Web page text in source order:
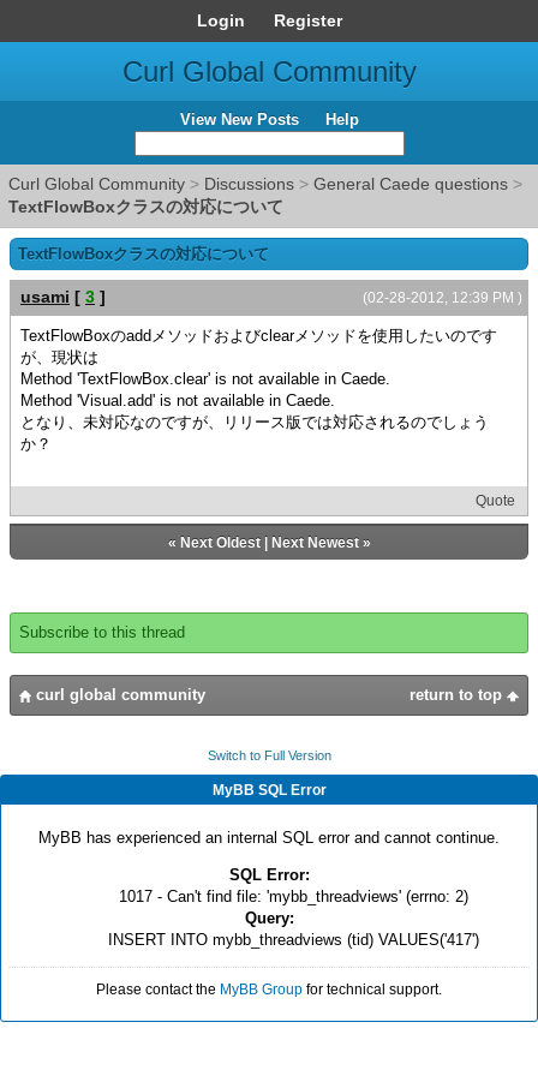
Login Register
Curl Global Community
View New Posts Help
Curl Global Community > Discussions > General Caede questions >
TextFlowBoxクラスの対応について
TextFlowBoxクラスの対応について
(02-28-2012, 12:39 PM )
usami [ 3 ]
TextFlowBoxのaddメソッドおよびclearメソッドを使用したいのです
が、現状は
Method 'TextFlowBox.clear' is not available in Caede.
Method 'Visual.add' is not available in Caede.
となり、未対応なのですが、リリース版では対応されるのでしょう
か？
Quote
« Next Oldest| Next Newest»
Subscribe to this thread
return to top
curl global community
Switch to Full Version
MyBB SQL Error
MyBB has experienced an internal SQL error and cannot continue.
SQL Error:
1017 - Can't find file: 'mybb_threadviews' (errno: 2)
Query:
INSERT INTO mybb_threadviews (tid) VALUES('417')
Please contact the MyBB Group for technical support.